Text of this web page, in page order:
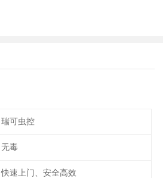
瑞可虫控
无毒
快速上门、安全高效